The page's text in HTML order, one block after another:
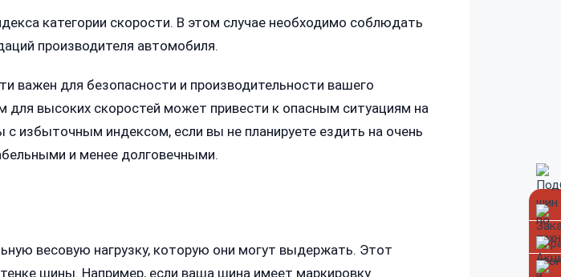
категории скорости. В этом случае необходимо соблюдать
производителя автомобиля.
важен для безопасности и производительности вашего
высоких скоростей может привести к опасным ситуациям на
избыточным индексом, если вы не планируете ездить на очень
и менее долговечными.
весовую нагрузку, которую они могут выдержать. Этот
шины. Например, если ваша шина имеет маркировку